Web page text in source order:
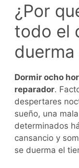
¿Por
todo el
Dormir ocho
reparador.
despertares
sueño, una
determinados
cansancio y
se duerma el